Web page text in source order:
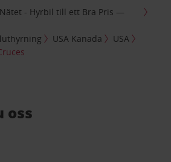
- Hyrbil till ett Bra Pris —
USA Kanada
USA
oss